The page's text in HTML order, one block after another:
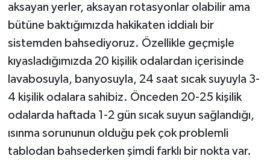
aksayan yerler, aksayan rotasyonlar olabilir ama
bütüne baktığımızda hakikaten iddialı bir
sistemden bahsediyoruz. Özellikle geçmişle
kıyasladığımızda 20 kişilik odalardan içerisinde
lavabosuyla, banyosuyla, 24 saat sıcak suyuyla 3-
4 kişilik odalara sahibiz. Önceden 20-25 kişilik
odalarda haftada 1-2 gün sıcak suyun sağlandığı,
ısınma sorununun olduğu pek çok problemli
tablodan bahsederken şimdi farklı bir nokta var.